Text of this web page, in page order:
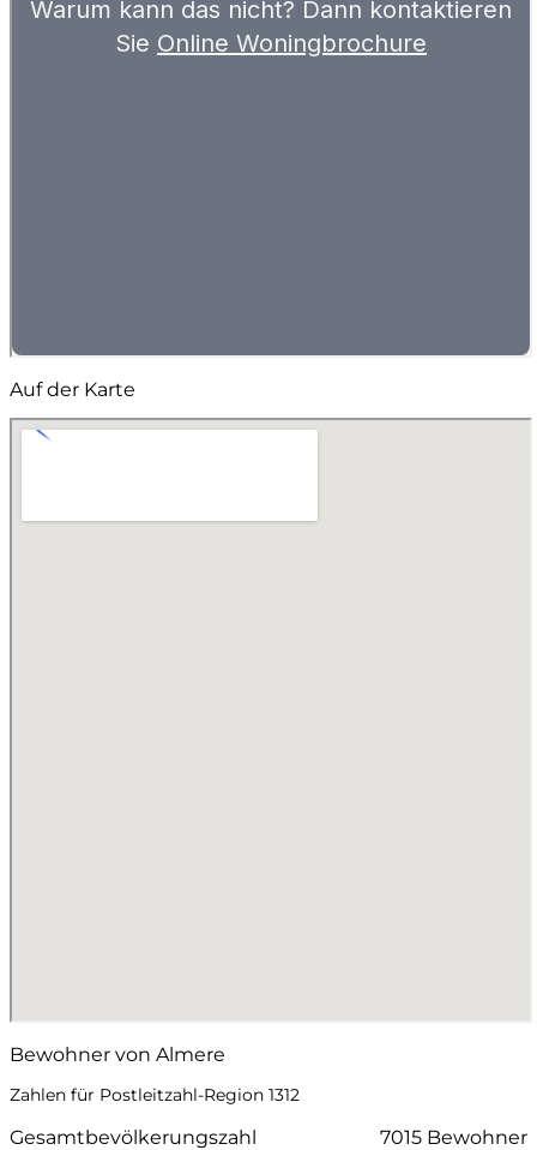
Auf der Karte
Bewohner von Almere
Zahlen für Postleitzahl-Region 1312
Gesamtbevölkerungszahl
7015 Bewohner